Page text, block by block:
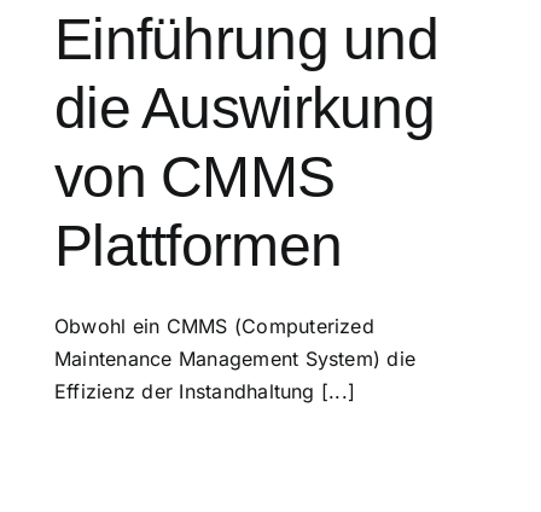
Einführung und
die Auswirkung
von CMMS
Plattformen
Obwohl ein CMMS (Computerized
Maintenance Management System) die
Effizienz der Instandhaltung [...]